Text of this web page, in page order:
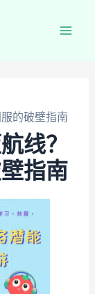
的破壁指南
线？
指南